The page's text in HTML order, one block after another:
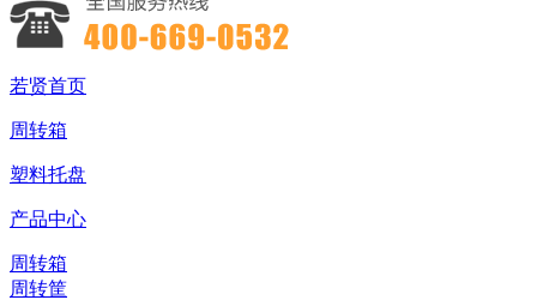
若贤首页
周转箱
塑料托盘
产品中心
周转箱
周转筐